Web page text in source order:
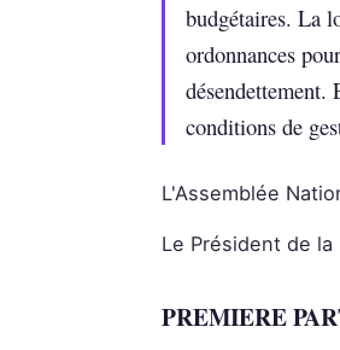
budgétaires. La
ordonnances
conditions de
L'Assemblée
Le Président de
PREMIERE